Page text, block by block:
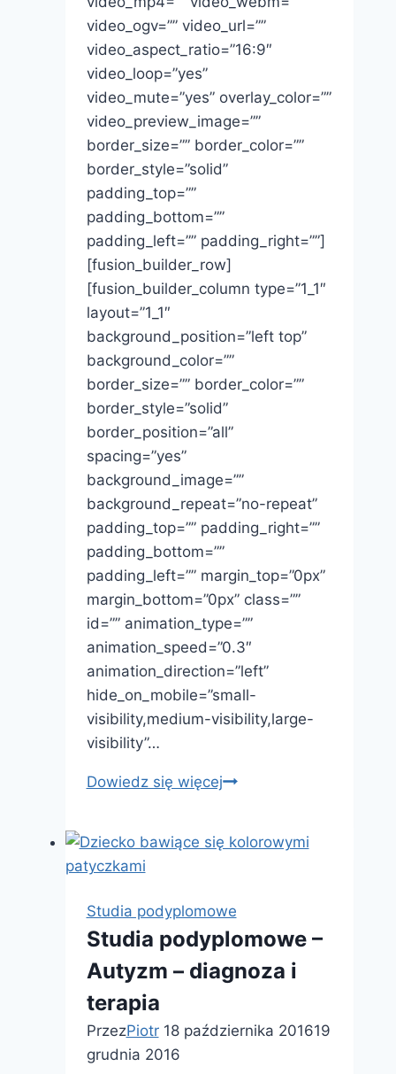
video_ogv=”” video_url=””
video_aspect_ratio=”16:9″
video_loop=”yes”
video_mute=”yes” overlay_color=””
video_preview_image=””
border_size=”” border_color=””
border_style=”solid”
padding_top=””
padding_bottom=””
padding_left=”” padding_right=””]
[fusion_builder_row]
[fusion_builder_column type=”1_1″
layout=”1_1″
background_position=”left top”
background_color=””
border_size=”” border_color=””
border_style=”solid”
border_position=”all”
spacing=”yes”
background_image=””
background_repeat=”no-repeat”
padding_top=”” padding_right=””
padding_bottom=””
padding_left=”” margin_top=”0px”
margin_bottom=”0px” class=””
id=”” animation_type=””
animation_speed=”0.3″
animation_direction=”left”
hide_on_mobile=”small-
visibility,medium-visibility,large-
visibility”…
Dowiedz się więcejKurs
–
Zakopane
–
26.08.2016
Studia podyplomowe
Studia podyplomowe –
Autyzm – diagnoza i
terapia
PrzezPiotr 18 października 201619
grudnia 2016